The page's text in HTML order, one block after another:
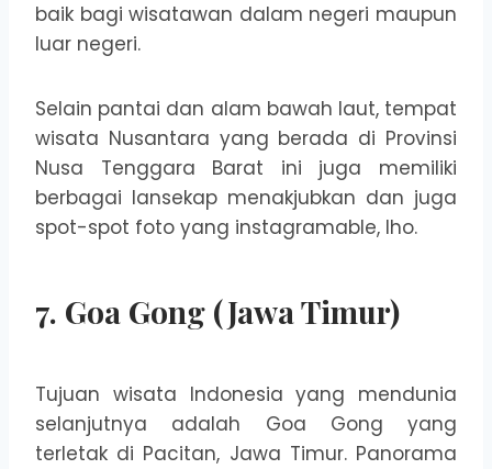
baik bagi wisatawan dalam negeri maupun
luar negeri.
Selain pantai dan alam bawah laut, tempat
wisata Nusantara yang berada di Provinsi
Nusa Tenggara Barat ini juga memiliki
berbagai lansekap menakjubkan dan juga
spot-spot foto yang instagramable, lho.
7. Goa Gong (Jawa Timur)
Tujuan wisata Indonesia yang mendunia
selanjutnya adalah Goa Gong yang
terletak di Pacitan, Jawa Timur. Panorama